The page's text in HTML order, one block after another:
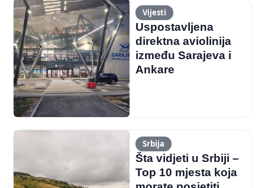
Vijesti
Uspostavljena
direktna aviolinija
između Sarajeva i
Ankare
Srbija
Šta vidjeti u Srbiji –
Top 10 mjesta koja